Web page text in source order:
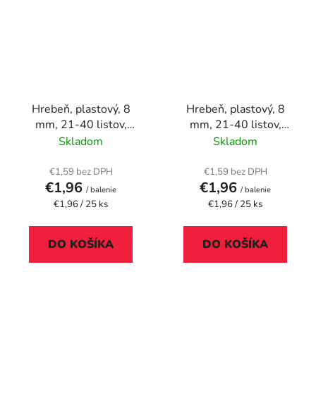
Hrebeň, plastový, 8
mm, 21-40 listov,
FELLOWES, 25 ks,
Skladom
€1,59 bez DPH
€1,96 / balenie
Jednotková
€1,96 / 25 ks
DO KOŠÍKA
Hrebeň, plastový, 8
mm, 21-40 listov,
FELLOWES, 25 ks,
Skladom
€1,59 bez DPH
€1,96 / balenie
Jednotková
€1,96 / 25 ks
DO KOŠÍKA